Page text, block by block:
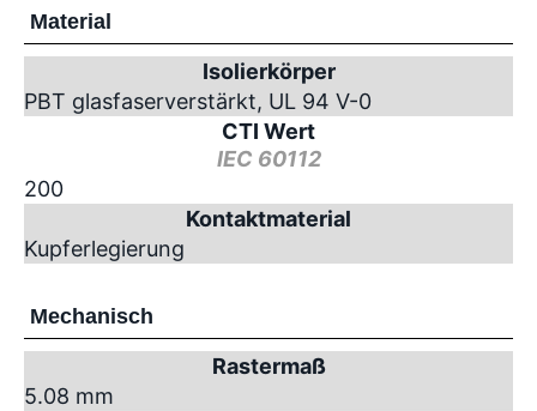
Material
Isolierkörper
PBT glasfaserverstärkt, UL 94 V-0
CTI Wert
IEC 60112
200
Kontaktmaterial
Kupferlegierung
Mechanisch
Rastermaß
5.08 mm